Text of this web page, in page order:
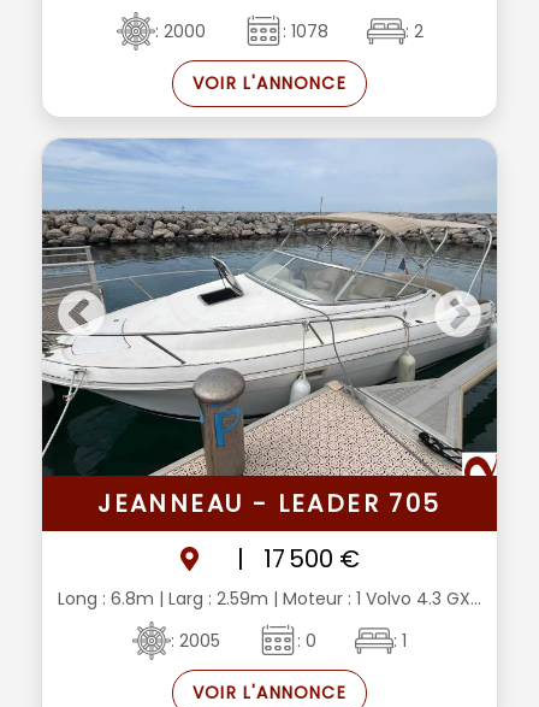
: 2000
: 1078 : 2
VOIR L'ANNONCE
JEANNEAU - LEADER 705
|
17 500 €
Long : 6.8m | Larg : 2.59m | Moteur : 1 Volvo 4.3 GX...
: 2005
: 0 : 1
VOIR L'ANNONCE